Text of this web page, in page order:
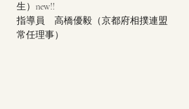
生）new!!
指導員　高橋優毅（京都府相撲連盟
常任理事）